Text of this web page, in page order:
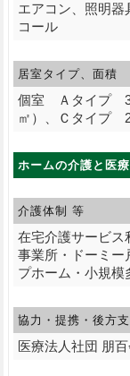
エアコン、照明
コール
居室タイプ、面積
個室 Ａタイプ
㎡）、Ｃタイプ 2
ホームの介護と医
介護体制 等
在宅介護サービ
事業所・ドーミ
プホーム・小規模
協力・提携・後方
医療法人社団 朋